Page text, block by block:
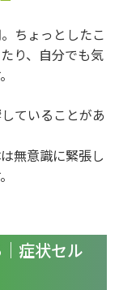
ちょっとしたこ
り、自分でも気
ていることがあ
無意識に緊張し
症状セル